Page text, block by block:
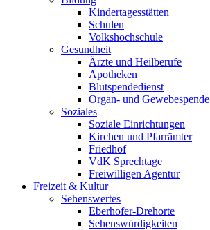
Kindertagesstätten
Schulen
Volkshochschule
Gesundheit
Ärzte und Heilberufe
Apotheken
Blutspendedienst
Organ- und Gewebespende
Soziales
Soziale Einrichtungen
Kirchen und Pfarrämter
Friedhof
VdK Sprechtage
Freiwilligen Agentur
Freizeit & Kultur
Sehenswertes
Eberhofer-Drehorte
Sehenswürdigkeiten